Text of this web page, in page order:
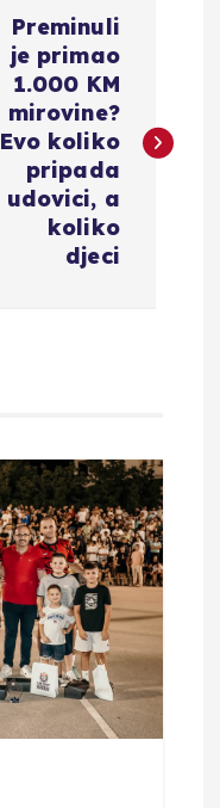
Preminuli
je primao
1.000 KM
mirovine?
Evo koliko
pripada
udovici, a
koliko
djeci